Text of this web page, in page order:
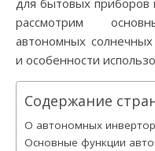
для бытовых приборов
рассмотрим
автономных
и особенности
Содержание
О автономных
Основные функции